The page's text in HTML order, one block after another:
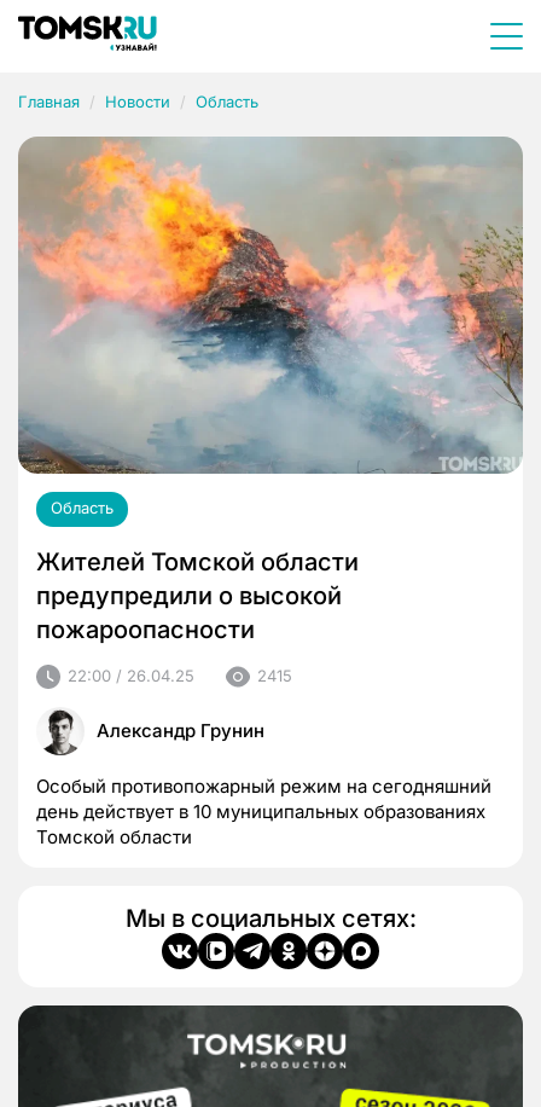
Главная Новости Область
Область
Жителей Томской области
предупредили о высокой
пожароопасности
22:00 / 26.04.25 2415
Александр Грунин
Особый противопожарный режим на сегодняшний
день действует в 10 муниципальных образованиях
Томской области
Мы в социальных сетях: